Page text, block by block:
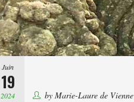
Juin
19
2024 by Marie-Laure de Vienne